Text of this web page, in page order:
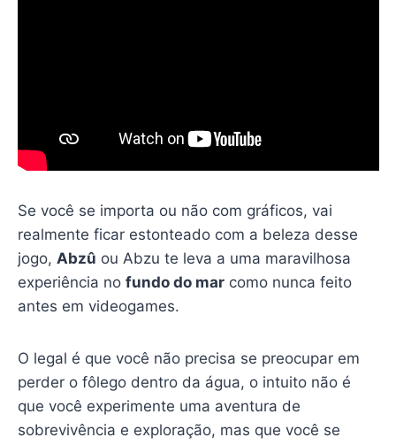
Se você se importa ou não com gráficos, vai
realmente ficar estonteado com a beleza desse
jogo, Abzû ou Abzu te leva a uma maravilhosa
experiência no fundo do marcomo nunca feito
antes em videogames.
O legal é que você não precisa se preocupar em
perder o fôlego dentro da água, o intuito não é
que você experimente uma aventura de
sobrevivência e exploração, mas que você se